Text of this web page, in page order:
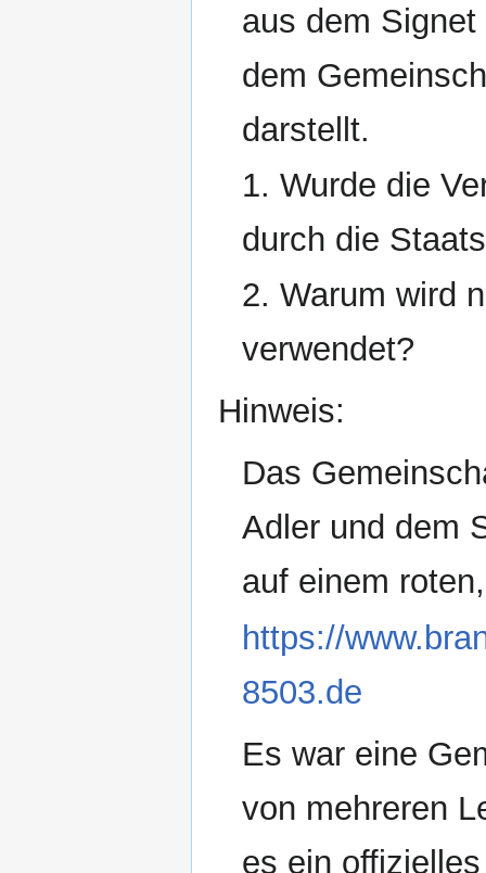
aus dem
dem
darstellt.
1. Wurde die
durch die
2. Warum wird
verwendet?
Hinweis:
Das
Adler und dem
auf einem
https://
8503.de
Es war eine
von mehreren
es ein